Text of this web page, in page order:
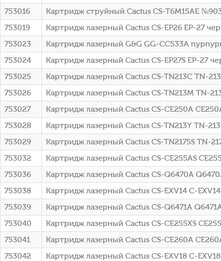
753016
Картридж струйный Cactus CS-T6M15AE
753019
Картридж лазерный Cactus CS-EP26 EP-27
753023
Картридж лазерный G&G GG-CC533A
753024
Картридж лазерный Cactus CS-EP27S EP-27
753025
Картридж лазерный Cactus CS-TN213C TN-
753026
Картридж лазерный Cactus CS-TN213M TN-
753027
Картридж лазерный Cactus CS-CE250A
753028
Картридж лазерный Cactus CS-TN213Y TN-
753029
Картридж лазерный Cactus CS-TN2175S TN-
753032
Картридж лазерный Cactus CS-CE255AS
753036
Картридж лазерный Cactus CS-Q6470A
753038
Картридж лазерный Cactus CS-EXV14 C-
753039
Картридж лазерный Cactus CS-Q6471A
753040
Картридж лазерный Cactus CS-CE255XS
753041
Картридж лазерный Cactus CS-CE260A
753042
Картридж лазерный Cactus CS-EXV18 C-